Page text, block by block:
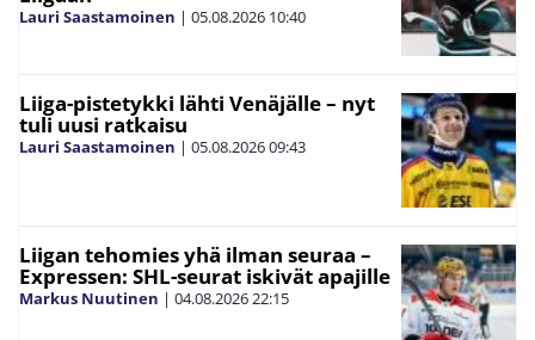
Lauri Saastamoinen | 05.08.2026 10:40
Liiga-pistetykki lähti Venäjälle – nyt
tuli uusi ratkaisu
Lauri Saastamoinen | 05.08.202609:43
Liigan tehomies yhä ilman seuraa –
Expressen: SHL-seurat iskivät apajille
Markus Nuutinen | 04.08.202622:15